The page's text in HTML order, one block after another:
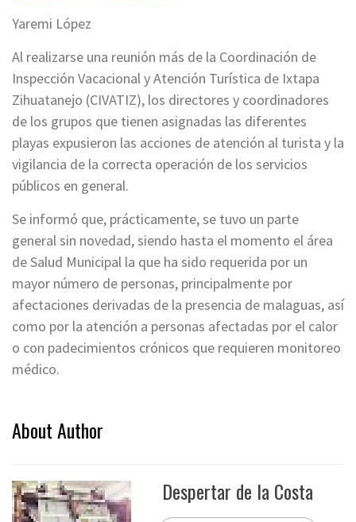
Yaremi López
Al realizarse una reunión más de la Coordinación de
Inspección Vacacional y Atención Turística de Ixtapa
Zihuatanejo (CIVATIZ), los directores y coordinadores
de los grupos que tienen asignadas las diferentes
playas expusieron las acciones de atención al turista y la
vigilancia de la correcta operación de los servicios
públicos en general.
Se informó que, prácticamente, se tuvo un parte
general sin novedad, siendo hasta el momento el área
de Salud Municipal la que ha sido requerida por un
mayor número de personas, principalmente por
afectaciones derivadas de la presencia de malaguas, así
como por la atención a personas afectadas por el calor
o con padecimientos crónicos que requieren monitoreo
médico.
About Author
Despertar de la Costa